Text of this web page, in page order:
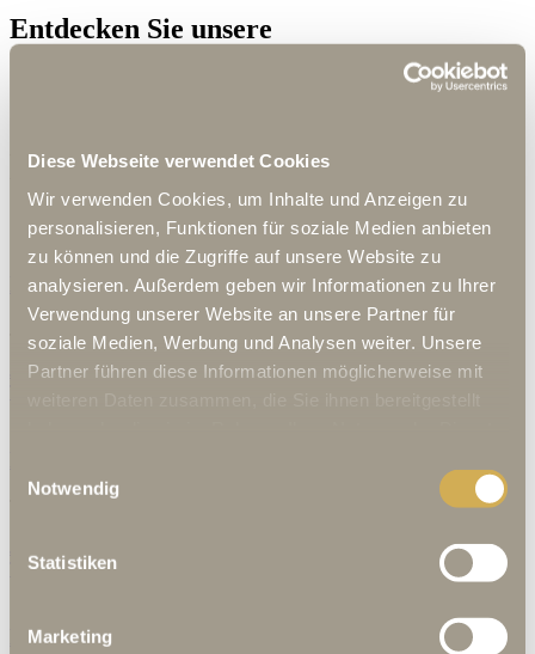
Diese Webseite verwendet Cookies
Wir verwenden Cookies, um Inhalte und Anzeigen zu
personalisieren, Funktionen für soziale Medien anbieten
zu können und die Zugriffe auf unsere Website zu
analysieren. Außerdem geben wir Informationen zu Ihrer
Verwendung unserer Website an unsere Partner für
soziale Medien, Werbung und Analysen weiter. Unsere
Partner führen diese Informationen möglicherweise mit
Notwendig
Statistiken
Marketing
Entdecken Sie unsere
Kulinarischen Highlights
Der exklusive High Tea in der Goldenen Rose
Jeden Samstag und Sonntag von 15:00 - 17:00 Uhr
Jetzt mehr erfahren
Tisch reservieren
Exklusiver Chef´s Table